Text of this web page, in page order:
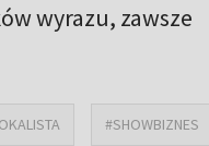
wyrazu, zawsze
#SHOWBIZNES